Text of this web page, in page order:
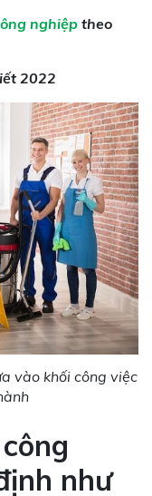
nghiệp theo
2022
vào khối công việc
như